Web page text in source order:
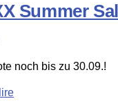
Summer
noch bis zu 30.09.!